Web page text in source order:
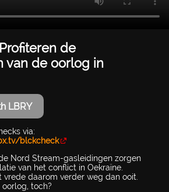
de
van de oorlog in
LBRY
via:
blckcheck
Nord Stream-gasleidingen zorgen
van het conflict in Oekraïne.
vrede daarom verder weg dan ooit.
toch?